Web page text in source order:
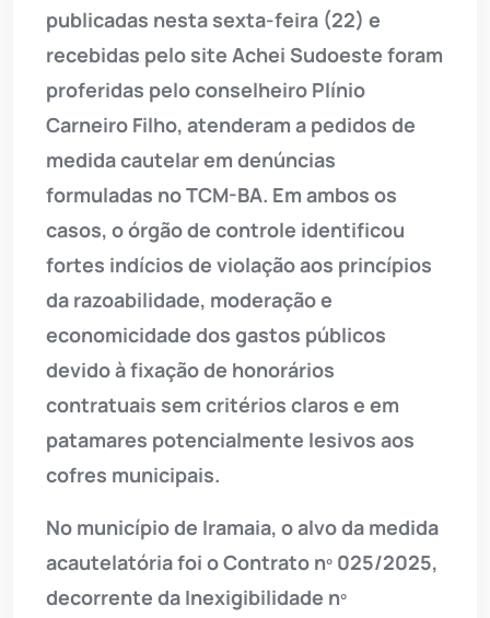
publicadas nesta sexta-feira (22) e
recebidas pelo site Achei Sudoeste foram
proferidas pelo conselheiro Plínio
Carneiro Filho, atenderam a pedidos de
medida cautelar em denúncias
formuladas no TCM-BA. Em ambos os
casos, o órgão de controle identificou
fortes indícios de violação aos princípios
da razoabilidade, moderação e
economicidade dos gastos públicos
devido à fixação de honorários
contratuais sem critérios claros e em
patamares potencialmente lesivos aos
cofres municipais.
No município de Iramaia, o alvo da medida
acautelatória foi o Contrato nº 025/2025,
decorrente da Inexigibilidade nº